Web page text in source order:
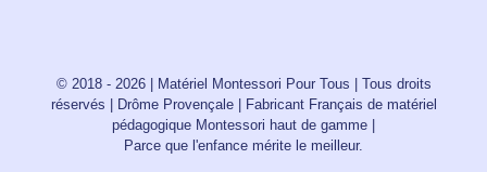
© 2018 - 2026 | Matériel Montessori Pour Tous | Tous droits
réservés | Drôme Provençale | Fabricant Français de matériel
pédagogique Montessori haut de gamme |
Parce que l'enfance mérite le meilleur.